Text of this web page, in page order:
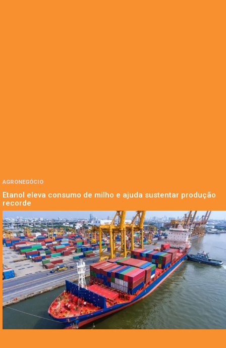
AGRONEGÓCIO
Etanol eleva consumo de milho e ajuda sustentar produção
recorde